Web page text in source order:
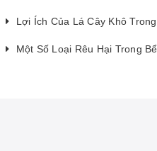
Lợi Ích Của Lá Cây Khô
Một Số Loại Rêu Hại Trong